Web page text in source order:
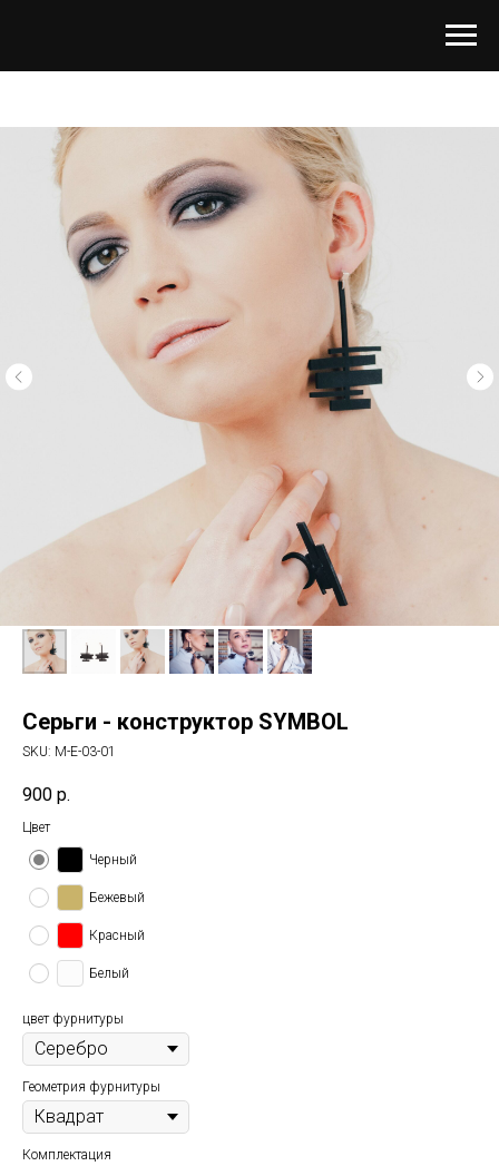
Серьги - конструктор SYMBOL
SKU: M-E-03-01
900 р.
Цвет
Черный
Бежевый
Красный
Белый
цвет фурнитуры
Геометрия фурнитуры
Комплектация